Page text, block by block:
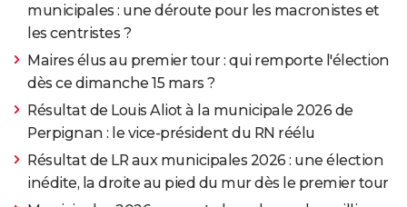
municipales : une déroute pour les macronistes et
les centristes ?
Maires élus au premier tour : qui remporte l'élection
dès ce dimanche 15 mars ?
Résultat de Louis Aliot à la municipale 2026 de
Perpignan : le vice-président du RN réélu
Résultat de LR aux municipales 2026 : une élection
inédite, la droite au pied du mur dès le premier tour